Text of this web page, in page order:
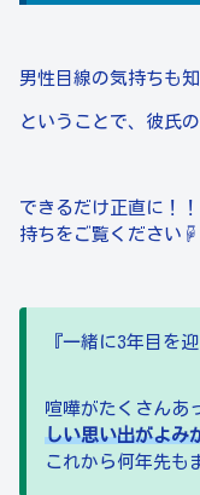
男性目線の気持ちも知
ということで、彼氏
できるだけ正直に！
持ちをご覧ください☟
『一緒に3年目を
喧嘩がたくさんあ
しい思い出がよみ
これから何年先も